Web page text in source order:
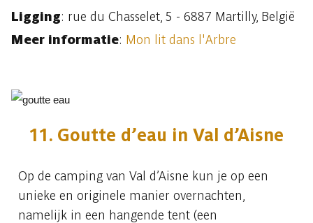
Ligging: rue du Chasselet, 5 - 6887 Martilly, België
Meer informatie: Mon lit dans l'Arbre
11. Goutte d’eau in Val d’Aisne
Op de camping van Val d’Aisne kun je op een
unieke en originele manier overnachten,
namelijk in een hangende tent (een